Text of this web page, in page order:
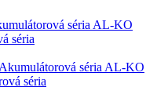
AL-KO
séria
AL-KO
séria